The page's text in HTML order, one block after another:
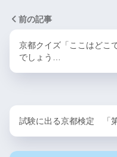
前の記事
京都クイズ「ここはどこ
でしょう…
試験に出る京都検定 「